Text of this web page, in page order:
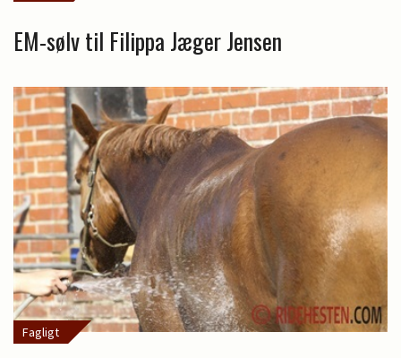
EM-sølv til Filippa Jæger Jensen
Fagligt